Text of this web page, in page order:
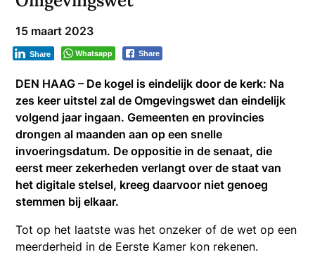
15 maart 2023
Whatsapp Share
Share
DEN HAAG – De kogel is eindelijk door de kerk: Na
zes keer uitstel zal de Omgevingswet dan eindelijk
volgend jaar ingaan. Gemeenten en provincies
drongen al maanden aan op een snelle
invoeringsdatum. De oppositie in de senaat, die
eerst meer zekerheden verlangt over de staat van
het digitale stelsel, kreeg daarvoor niet genoeg
stemmen bij elkaar.
Tot op het laatste was het onzeker of de wet op een
meerderheid in de Eerste Kamer kon rekenen.